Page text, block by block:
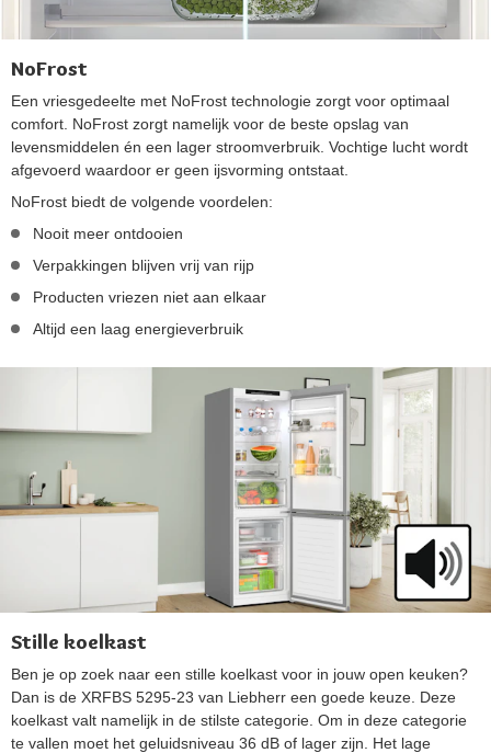
NoFrost
Een vriesgedeelte met NoFrost technologie zorgt voor optimaal
comfort. NoFrost zorgt namelijk voor de beste opslag van
levensmiddelen én een lager stroomverbruik. Vochtige lucht wordt
afgevoerd waardoor er geen ijsvorming ontstaat.
NoFrost biedt de volgende voordelen:
Nooit meer ontdooien
Verpakkingen blijven vrij van rijp
Producten vriezen niet aan elkaar
Altijd een laag energieverbruik
Stille koelkast
Ben je op zoek naar een stille koelkast voor in jouw open keuken?
Dan is de XRFBS 5295-23 van Liebherr een goede keuze. Deze
koelkast valt namelijk in de stilste categorie. Om in deze categorie
te vallen moet het geluidsniveau 36 dB of lager zijn. Het lage